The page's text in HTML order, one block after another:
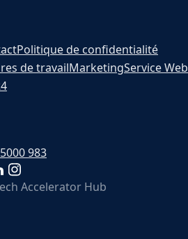
Politique de confidentialité
de travailMarketingService Web
983
Accelerator Hub